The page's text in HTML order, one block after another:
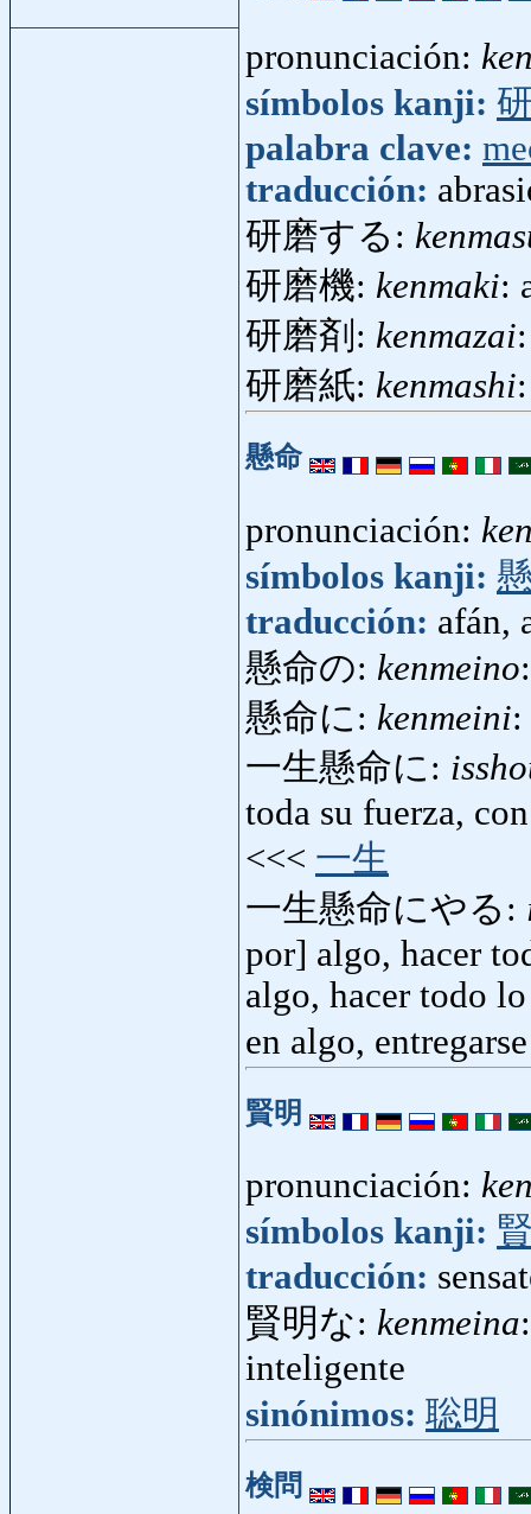
pronunciación:
símbolos kanji:
palabra clave:
traducción:
研磨する:
研磨機: kenmaki:
研磨剤: kenmazai
研磨紙: kenmashi
懸命
pronunciación:
símbolos kanji:
traducción: afán,
懸命の: kenmeino
懸命に: kenmeini:
一生懸命に:
toda su fuerza,
<<< 一生
一生懸命にやる:
por] algo, hacer
algo, hacer todo
en algo,
賢明
pronunciación:
símbolos kanji:
traducción:
賢明な: kenmeina
inteligente
sinónimos: 聡明
検問